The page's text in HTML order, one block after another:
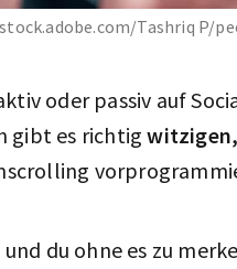
Tashriq P/
oder passiv auf
gibt es richtig
und du ohne es zu